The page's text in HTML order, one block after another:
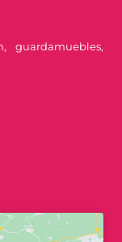
guardamuebles,